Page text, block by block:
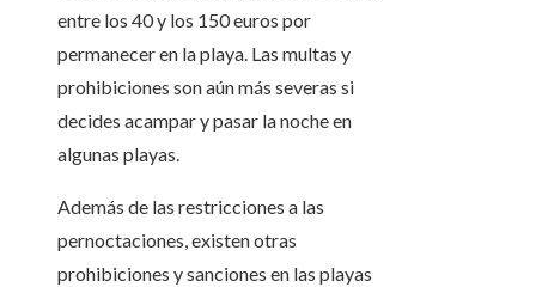
entre los 40 y los 150 euros por
permanecer en la playa. Las multas y
prohibiciones son aún más severas si
decides acampar y pasar la noche en
algunas playas.
Además de las restricciones a las
pernoctaciones, existen otras
prohibiciones y sanciones en las playas